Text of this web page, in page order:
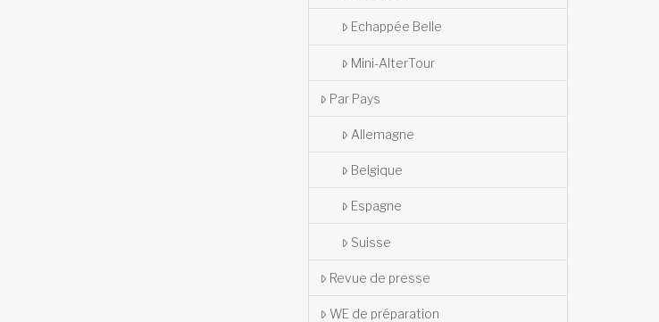
Echappée Belle
Mini-AlterTour
Par Pays
Allemagne
Belgique
Espagne
Suisse
Revue de presse
WE de préparation